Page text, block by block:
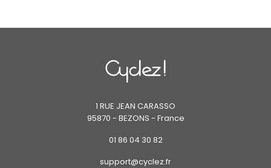
1 RUE JEAN CARASSO
95870 - BEZONS - France
01 86 04 30 82
support@cyclez.fr